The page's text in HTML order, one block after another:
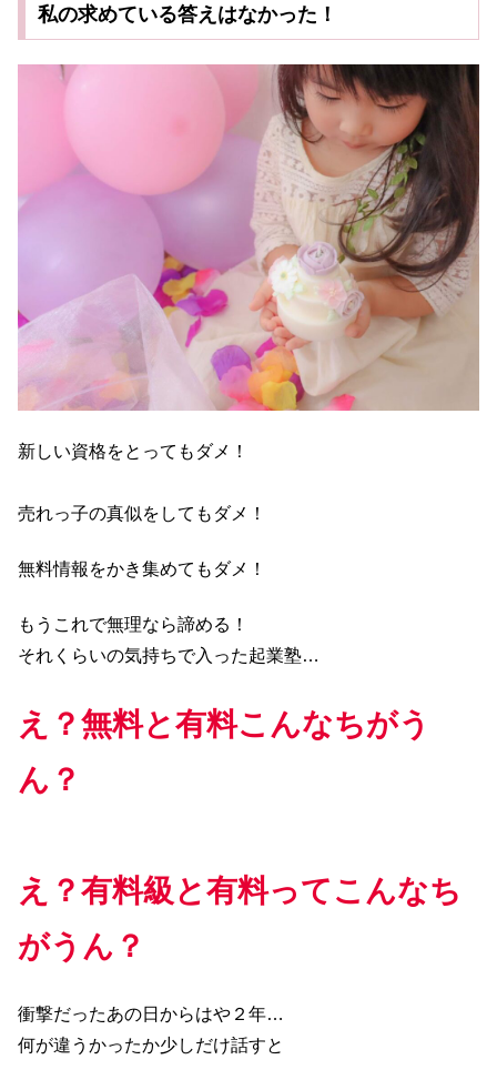
私の求めている答えはなかった！
新しい資格をとってもダメ！
売れっ子の真似をしてもダメ！
無料情報をかき集めてもダメ！
もうこれで無理なら諦める！
それくらいの気持ちで入った起業塾…
え？無料と有料こんなちがう
ん？
え？有料級と有料ってこんなち
がうん？
衝撃だったあの日からはや２年…
何が違うかったか少しだけ話すと